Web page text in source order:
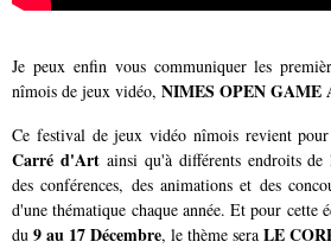
Je peux enfin vous communiquer les
nîmois de jeux vidéo, NIMES OPEN GAME
Ce festival de jeux vidéo nîmois revient
Carré d'Artainsi qu'à différents endroits
des conférences, des animations et des
d'une thématique chaque année. Et pour cette
du 9 au 17 Décembre, le thème sera LE